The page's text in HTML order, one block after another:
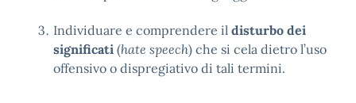
Individuare e comprendere il disturbo dei
significati (hate speech) che si cela dietro l’uso
offensivo o dispregiativo di tali termini.